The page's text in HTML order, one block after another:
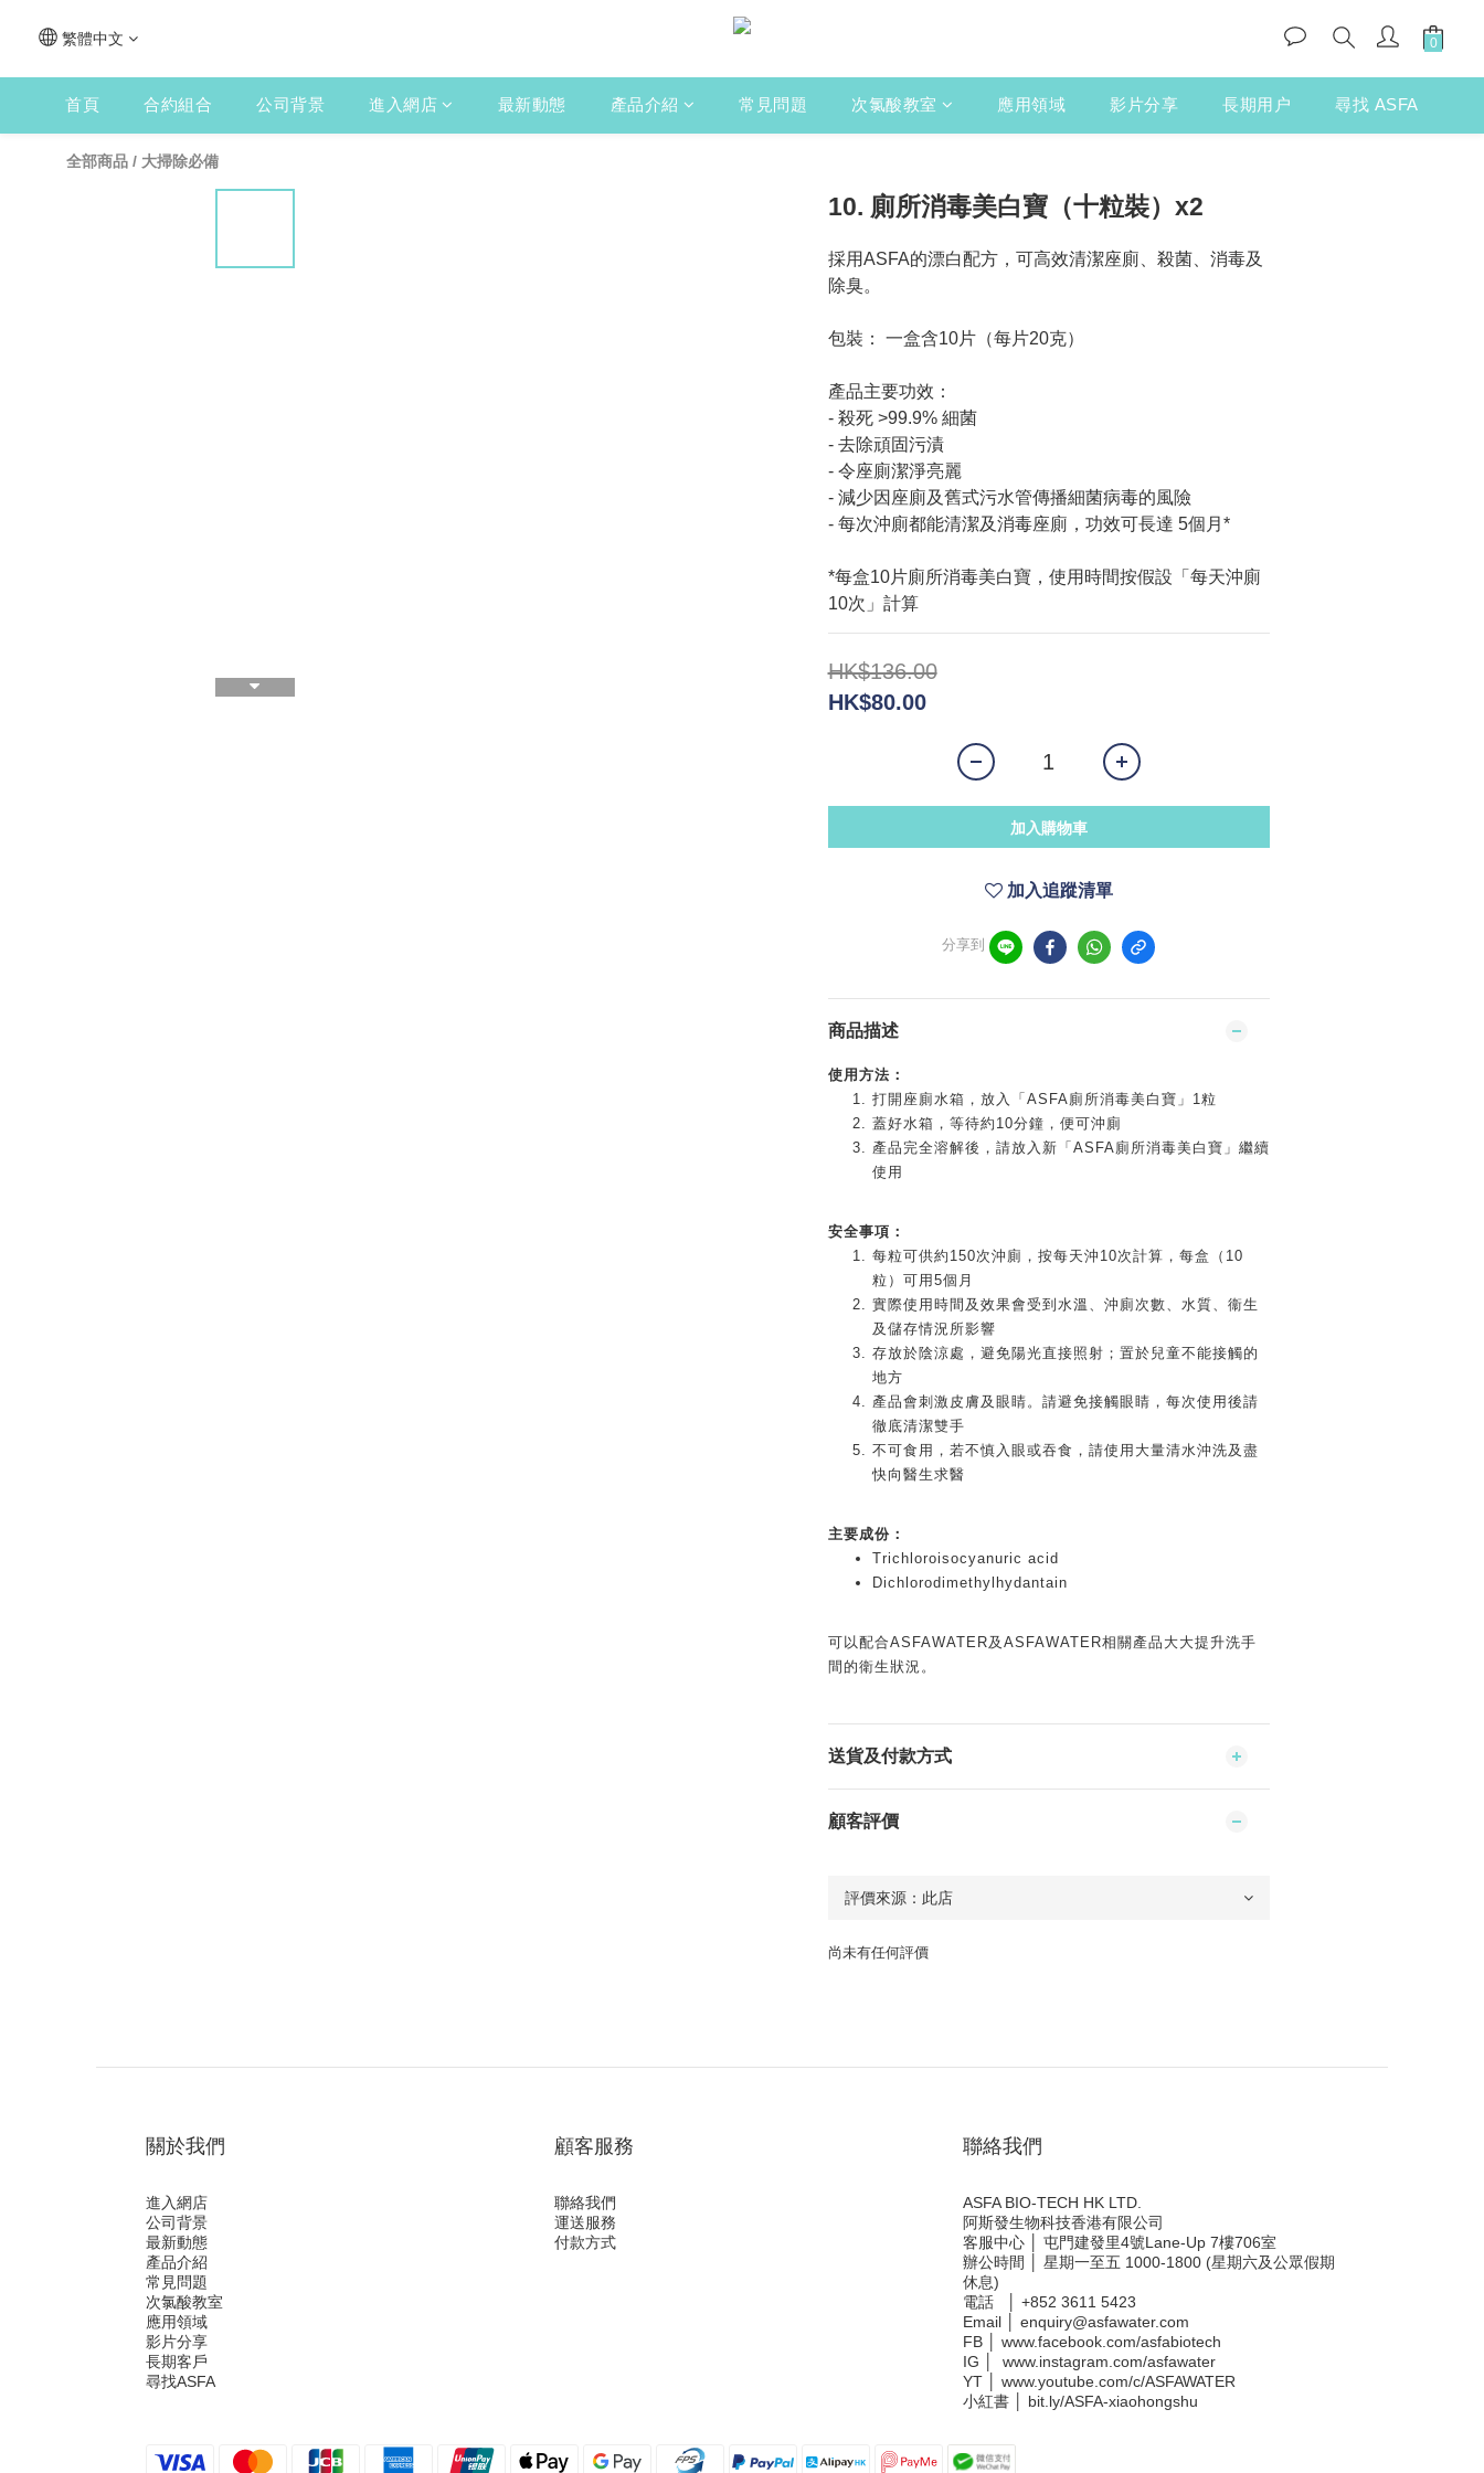
繁體中文
首頁 合約組合 公司背景 進入網店 最新動態 產品介紹 常見問題 次氯酸教室 應用領域 影片分享 長期用户 尋找 ASFA
全部商品 / 大掃除必備
10. 廁所消毒美白寶（十粒裝）x2
採用ASFA的漂白配方，可高效清潔座廁、殺菌、消毒及
除臭。
包裝： 一盒含10片（每片20克）
產品主要功效：
- 殺死 >99.9% 細菌
- 去除頑固污漬
- 令座廁潔淨亮麗
- 減少因座廁及舊式污水管傳播細菌病毒的風險
- 每次沖廁都能清潔及消毒座廁，功效可長達 5個月*
*每盒10片廁所消毒美白寶，使用時間按假設「每天沖廁
10次」計算
HK$136.00
HK$80.00
加入購物車
加入追蹤清單
分享到
商品描述
使用方法：
打開座廁水箱，放入「ASFA廁所消毒美白寶」1粒
蓋好水箱，等待約10分鐘，便可沖廁
產品完全溶解後，請放入新「ASFA廁所消毒美白寶」繼續
使用
安全事項：
每粒可供約150次沖廁，按每天沖10次計算，每盒（10
粒）可用5個月
實際使用時間及效果會受到水溫、沖廁次數、水質、衞生
及儲存情況所影響
存放於陰涼處，避免陽光直接照射；置於兒童不能接觸的
地方
產品會刺激皮膚及眼睛。請避免接觸眼睛，每次使用後請
徹底清潔雙手
不可食用，若不慎入眼或吞食，請使用大量清水沖洗及盡
快向醫生求醫
主要成份：
Trichloroisocyanuric acid
Dichlorodimethylhydantain
可以配合ASFAWATER及ASFAWATER相關產品大大提升洗手
間的衛生狀況。
送貨及付款方式
顧客評價
尚未有任何評價
關於我們
進入網店
公司背景
最新動態
產品介紹
常見問題
次氯酸教室
應用領域
影片分享
長期客戶
尋找ASFA
顧客服務
聯絡我們
運送服務
付款方式
聯絡我們
ASFA BIO-TECH HK LTD.
阿斯發生物科技香港有限公司
客服中心 │ 屯門建發里4號Lane-Up 7樓706室
辦公時間 │ 星期一至五 1000-1800 (星期六及公眾假期
休息)
電話 │ +852 3611 5423
Email │ enquiry@asfawater.com
FB │ www.facebook.com/asfabiotech
IG │ www.instagram.com/asfawater
YT │ www.youtube.com/c/ASFAWATER
小紅書 │ bit.ly/ASFA-xiaohongshu